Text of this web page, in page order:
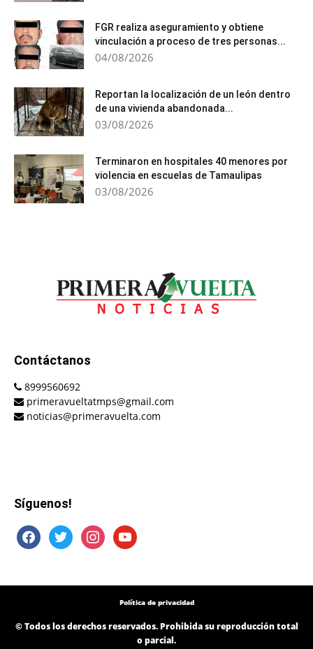
FGR realiza aseguramiento y obtiene
vinculación a proceso de tres personas...
04/08/2026
Reportan la localización de un león dentro
de una vivienda abandonada...
03/08/2026
Terminaron en hospitales 40 menores por
violencia en escuelas de Tamaulipas
03/08/2026
Contáctanos
8999560692
primeravueltatmps@gmail.com
noticias@primeravuelta.com
Síguenos!
facebooktwitter instagramyoutube
Política de privacidad
© Todos los derechos reservados. Prohibida su reproducción total
o parcial.